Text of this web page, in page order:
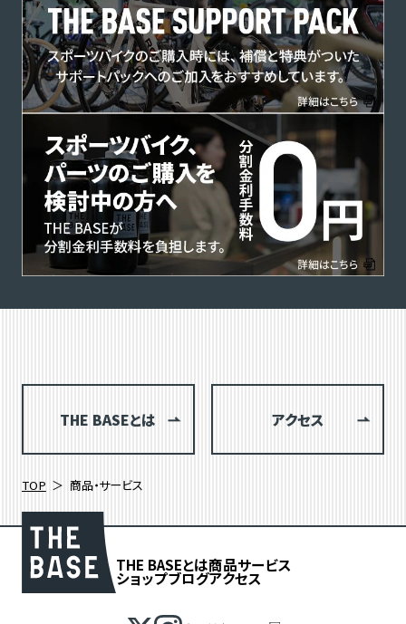
THE BASEとは アクセス
TOP 商品・サービス
THE BASEとは商品サービス
ショップブログアクセス